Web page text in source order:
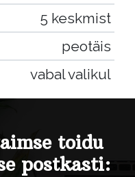
5 keskmist
peotäis
vabal valikul
toidu
postkasti: